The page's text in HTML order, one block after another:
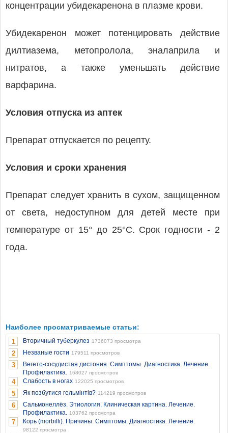
концентрации убидекаренона в плазме крови.
Убидекаренон может потенцировать действие
дилтиазема, метопролола, эналаприла и
нитратов, а также уменьшать действие
варфарина.
Условия отпуска из аптек
Препарат отпускается по рецепту.
Условия и сроки хранения
Препарат следует хранить в сухом, защищенном
от света, недоступном для детей месте при
температуре от 15° до 25°С. Срок годности - 2
года.
Наиболее просматриваемые статьи:
1 Вторичный туберкулез 1736073 просмотра
2 Незваные гости 179511 просмотров
3
Вегето-сосудистая дистония. Симптомы. Диагностика. Лечение.
Профилактика. 168027 просмотров
4 Слабость в ногах 122025 просмотров
5 Як позбутися гельмінтів? 114219 просмотров
6
Сальмонеллёз. Этиология. Клиническая картина. Лечение.
Профилактика. 103762 просмотра
7 Корь (morbilli). Причины. Симптомы. Диагностика. Лечение.
98122 просмотра